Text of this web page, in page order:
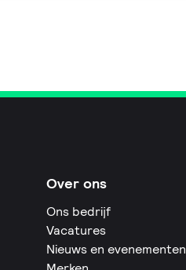
Over ons
Ons bedrijf
Vacatures
Nieuws en evenementen